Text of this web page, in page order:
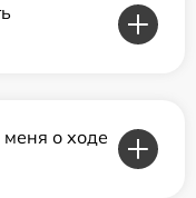
о ходе